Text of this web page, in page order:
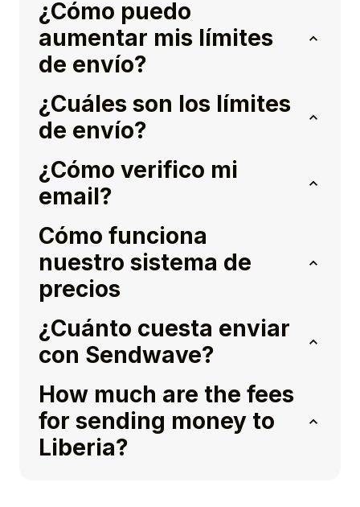
¿Cómo puedo
aumentar mis límites
de envío?
¿Cuáles son los límites
de envío?
¿Cómo verifico mi
email?
Cómo funciona
nuestro sistema de
precios
¿Cuánto cuesta enviar
con Sendwave?
How much are the fees
for sending money to
Liberia?